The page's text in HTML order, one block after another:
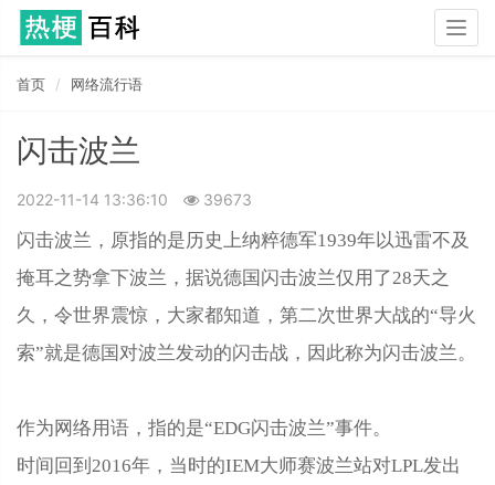
首页 网络流行语
闪击波兰
2022-11-14 13:36:10 39673
闪击波兰，原指的是历史上纳粹德军1939年以迅雷不及
掩耳之势拿下波兰，据说德国闪击波兰仅用了28天之
久，令世界震惊，大家都知道，第二次世界大战的“导火
索”就是德国对波兰发动的闪击战，因此称为闪击波兰‌‌‌‌‌‌‌‌‌。
作为网络用语，指的是“EDG闪击波兰”事件。
时间回到2016年，当时的IEM大师赛波兰站对LPL发出